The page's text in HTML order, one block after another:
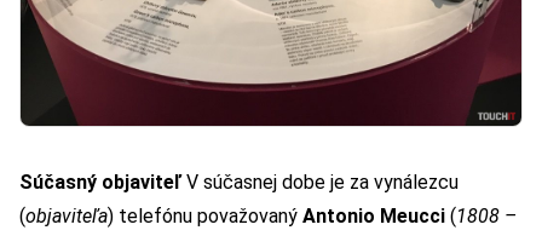
Súčasný objaviteľV súčasnej dobe je za vynálezcu
(objaviteľa) telefónu považovaný Antonio Meucci (1808 –